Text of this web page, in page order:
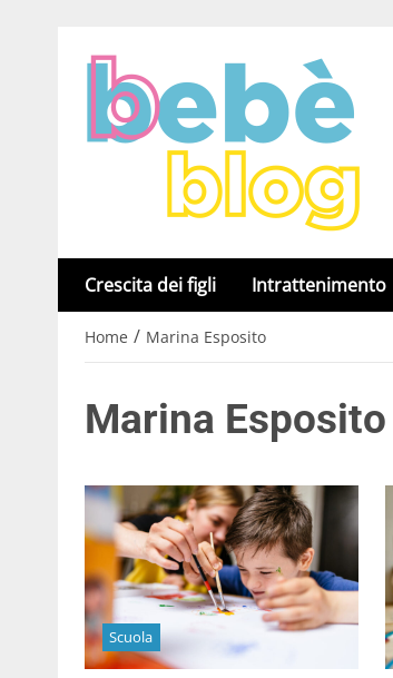
Crescita dei figli Intrattenimento
Home / Marina Esposito
Marina Esposito
Scuola